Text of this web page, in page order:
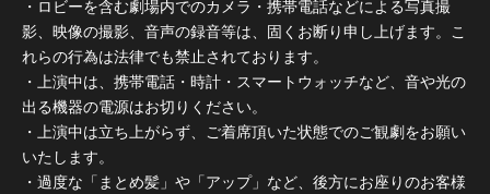
・ロビーを含む劇場内でのカメラ・携帯電話などによる写真撮
影、映像の撮影、音声の録音等は、固くお断り申し上げます。こ
れらの行為は法律でも禁止されております。
・上演中は、携帯電話・時計・スマートウォッチなど、音や光の
出る機器の電源はお切りください。
・上演中は立ち上がらず、ご着席頂いた状態でのご観劇をお願い
いたします。
・過度な「まとめ髪」や「アップ」など、後方にお座りのお客様